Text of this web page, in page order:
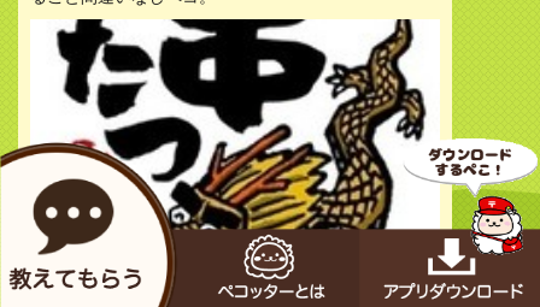
お店をチェック